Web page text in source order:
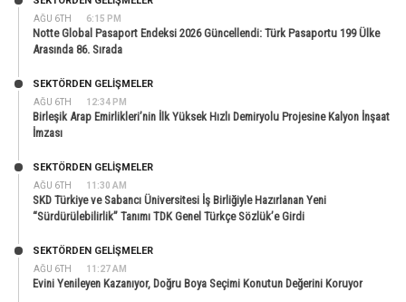
AĞU 6TH 6:15 PM
Notte Global Pasaport Endeksi 2026 Güncellendi: Türk Pasaportu 199 Ülke
Arasında 86. Sırada
AĞU 6TH 12:34 PM
SEKTÖRDEN GELIŞMELER
Birleşik Arap Emirlikleri’nin İlk Yüksek Hızlı Demiryolu Projesine Kalyon İnşaat
İmzası
AĞU 6TH 11:30 AM
SEKTÖRDEN GELIŞMELER
SKD Türkiye ve Sabancı Üniversitesi İş Birliğiyle Hazırlanan Yeni
“Sürdürülebilirlik” Tanımı TDK Genel Türkçe Sözlük’e Girdi
AĞU 6TH 11:27 AM
SEKTÖRDEN GELIŞMELER
Evini Yenileyen Kazanıyor, Doğru Boya Seçimi Konutun Değerini Koruyor